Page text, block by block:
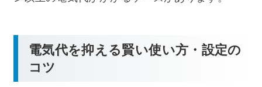
電気代を抑える賢い使い方・設定の
コツ